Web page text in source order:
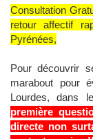
Consultation
retour affectif
Pyrénées,
Pour découvrir
marabout pour
Lourdes, dans
première
directe non